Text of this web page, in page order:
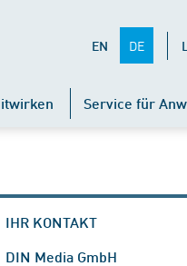
EN DE
Service für
IHR KONTAKT
DIN Media GmbH